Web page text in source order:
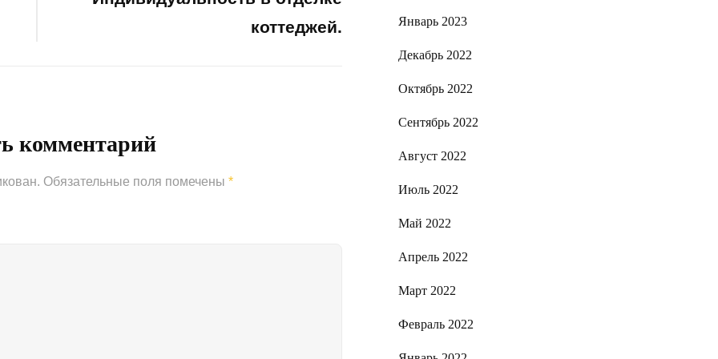
коттеджей.
комментарий
Обязательные поля помечены *
Январь 2023
Декабрь 2022
Октябрь 2022
Сентябрь 2022
Август 2022
Июль 2022
Май 2022
Апрель 2022
Март 2022
Февраль 2022